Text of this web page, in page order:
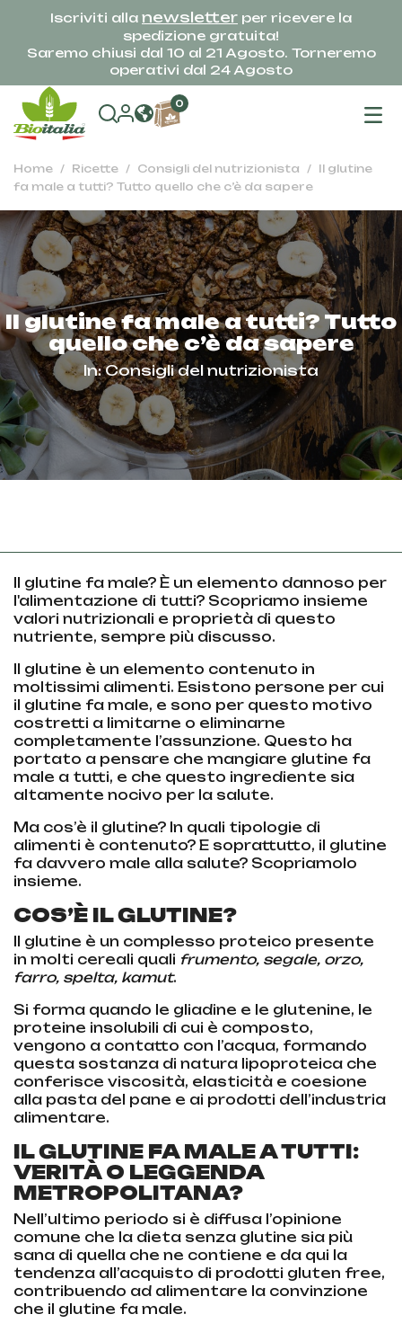
Iscriviti alla newsletter per ricevere la
spedizione gratuita!
Saremo chiusi dal 10 al 21 Agosto. Torneremo
operativi dal 24 Agosto
0
Home Ricette Consigli del nutrizionista
Il glutine
fa male a tutti? Tutto quello che c’è da sapere
Il glutine fa male a tutti? Tutto
quello che c’è da sapere
In:Consigli del nutrizionista
Il glutine fa male? È un elemento dannoso per
l'alimentazione di tutti? Scopriamo insieme
valori nutrizionali e proprietà di questo
nutriente, sempre più discusso.
Il glutine è un elemento contenuto in
moltissimi alimenti. Esistono persone per cui
il glutine fa male, e sono per questo motivo
costretti a limitarne o eliminarne
completamente l’assunzione. Questo ha
portato a pensare che mangiare glutine fa
male a tutti, e che questo ingrediente sia
altamente nocivo per la salute.
Ma cos’è il glutine? In quali tipologie di
alimenti è contenuto? E soprattutto, il glutine
fa davvero male alla salute? Scopriamolo
insieme.
COS’È IL GLUTINE?
Il glutine è un complesso proteico presente
in molti cereali quali frumento, segale, orzo,
farro, spelta, kamut.
Si forma quando le gliadine e le glutenine, le
proteine insolubili di cui è composto,
vengono a contatto con l’acqua, formando
questa sostanza di natura lipoproteica che
conferisce viscosità, elasticità e coesione
alla pasta del pane e ai prodotti dell’industria
alimentare.
IL GLUTINE FA MALE A TUTTI:
VERITÀ O LEGGENDA
METROPOLITANA?
Nell’ultimo periodo si è diffusa l’opinione
comune che la dieta senza glutine sia più
sana di quella che ne contiene e da qui la
tendenza all’acquisto di prodotti gluten free,
contribuendo ad alimentare la convinzione
che il glutine fa male.